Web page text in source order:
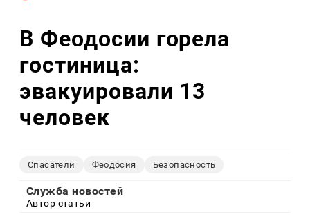
В Феодосии горела
гостиница:
эвакуировали 13
человек
Спасатели Феодосия Безопасность
Служба новостей
Автор статьи